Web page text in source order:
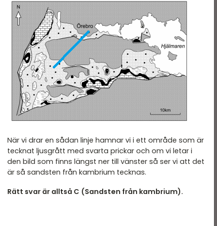
När vi drar en sådan linje hamnar vi i ett område som är
tecknat ljusgrått med svarta prickar och om vi letar i
den bild som finns längst ner till vänster så ser vi att det
är så sandsten från kambrium tecknas.
Rätt svar är alltså C (Sandsten från kambrium).